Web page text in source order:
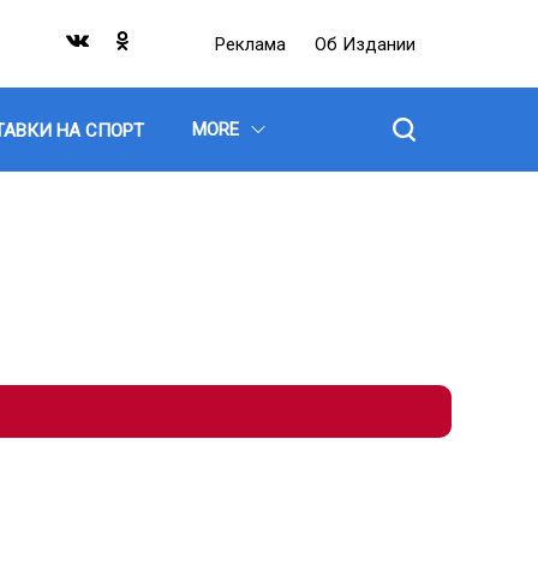
Реклама Об Издании
НА СПОРТ MORE